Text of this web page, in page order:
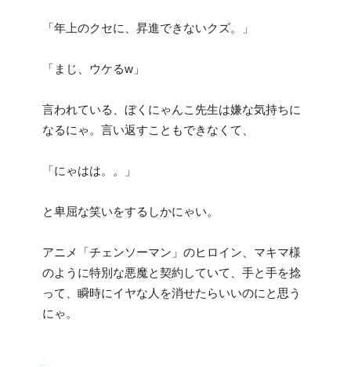
「年上のクセに、昇進できないクズ。」
「まじ、ウケるw」
言われている、ぼくにゃんこ先生は嫌な気持ちに
なるにゃ。言い返すこともできなくて、
「にゃはは。。」
と卑屈な笑いをするしかにゃい。
アニメ「チェンソーマン」のヒロイン、マキマ様
のように特別な悪魔と契約していて、手と手を捻
って、瞬時にイヤな人を消せたらいいのにと思う
にゃ。